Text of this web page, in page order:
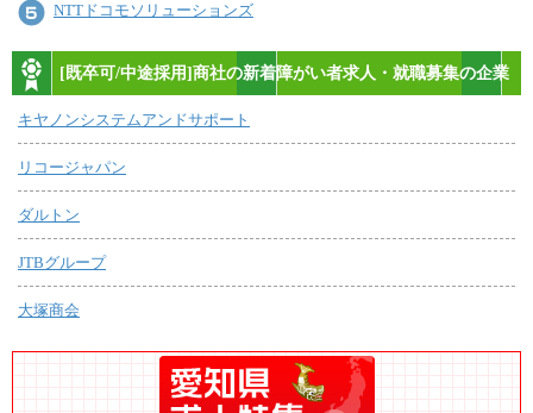
NTTドコモソリューションズ
[既卒可/中途採用]商社の新着障がい者求人・就職募集の企業
キヤノンシステムアンドサポート
リコージャパン
ダルトン
JTBグループ
大塚商会